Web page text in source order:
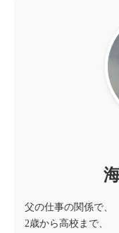
父の仕事の関係で、
2歳から高校まで、